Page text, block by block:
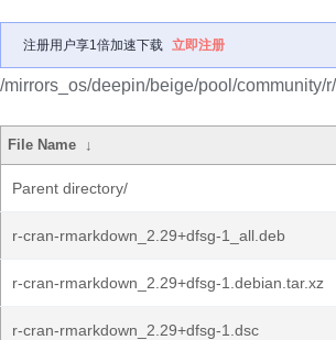
注册用户享1倍加速下载 立即注册
/mirrors_os/deepin/beige/pool/community/
File Name ↓
Parent directory/
r-cran-rmarkdown_2.29+dfsg-1_all.deb
r-cran-rmarkdown_2.29+dfsg-1.debian.tar.xz
r-cran-rmarkdown_2.29+dfsg-1.dsc